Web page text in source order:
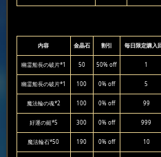
内容 金晶石 割引 毎日限定購入
幽霊船長の破片*1 50 50% off 1
幽霊船長の破片*1 100 0% off 5
魔法輪の魂*2 100 0% off 99
好運の鎚*5 300 0% off 999
魔法輪石*50 190 0% off 10